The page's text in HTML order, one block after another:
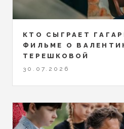
КТО СЫГРАЕТ
ФИЛЬМЕ О
ТЕРЕШКОВОЙ
30.07.2026